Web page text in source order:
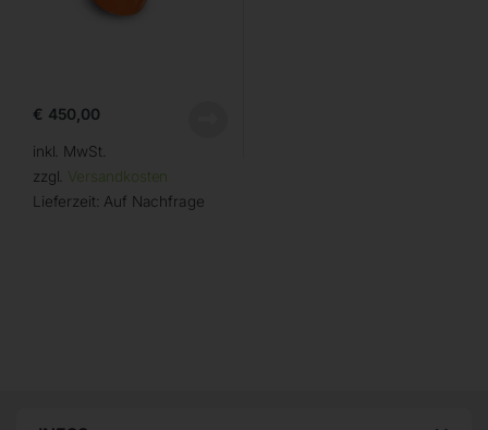
€ 450,00
inkl. MwSt.
zzgl. Versandkosten
Lieferzeit: Auf Nachfrage